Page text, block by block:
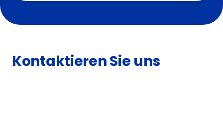
Kontaktieren Sie uns